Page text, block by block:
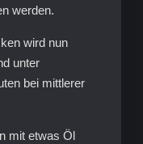
werden.
wird nun
unter
bei mittlerer
mit etwas Öl